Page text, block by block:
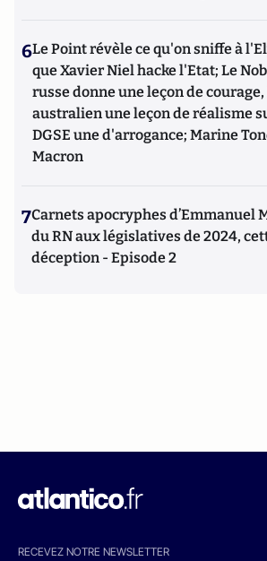
6Le Point révèle ce qu'on sniffe à
que Xavier Niel hacke l'Etat; Le
russe donne une leçon de
australien une leçon de réalisme
DGSE une d'arrogance; Marine
Macron
7Carnets apocryphes d’Emmanuel
du RN aux législatives de 2024,
déception - Episode 2
RECEVEZ NOTRE NEWSLETTER